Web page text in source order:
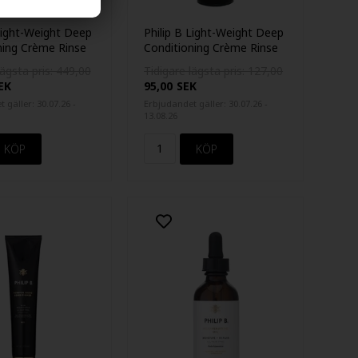
Weight Deep
Crème Rinse
Philip B Light-Weight Deep
Conditioning Crème Rinse
95,00 SEK